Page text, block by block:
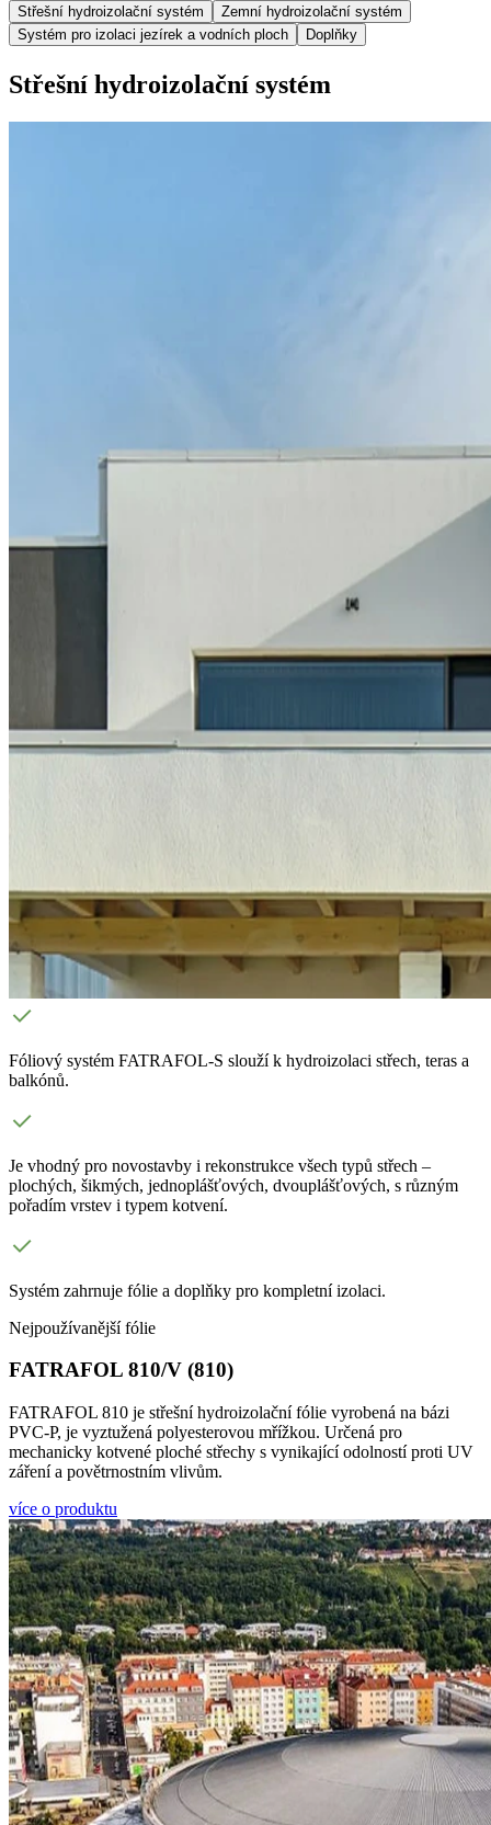
Střešní hydroizolační systém
Zemní hydroizolační systém
Systém pro izolaci jezírek a vodních ploch
Doplňky
Střešní hydroizolační systém
Fóliový systém FATRAFOL-S slouží k hydroizolaci střech, teras a
balkónů.
Je vhodný pro novostavby i rekonstrukce všech typů střech –
plochých, šikmých, jednoplášťových, dvouplášťových, s různým
pořadím vrstev i typem kotvení.
Systém zahrnuje fólie a doplňky pro kompletní izolaci.
Nejpoužívanější fólie
FATRAFOL 810/V (810)
FATRAFOL 810 je střešní hydroizolační fólie vyrobená na bázi
PVC-P, je vyztužená polyesterovou mřížkou. Určená pro
mechanicky kotvené ploché střechy s vynikající odolností proti UV
záření a povětrnostním vlivům.
více o produktu